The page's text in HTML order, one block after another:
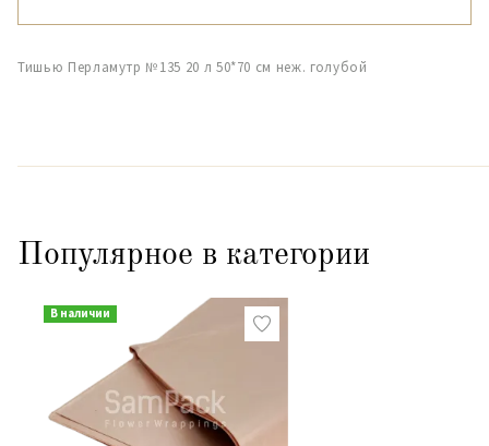
Тишью Перламутр №135 20 л 50*70 см неж. голубой
Популярное в категории
В наличии